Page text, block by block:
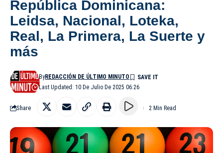
República Dominicana:
Leidsa, Nacional, Loteka,
Real, La Primera, La Suerte y
más
Last Updated: 10 De Julio De 2025 06:26
ByREDACCIÓN DE ÚLTIMO MINUTO
Share 2 Min Read